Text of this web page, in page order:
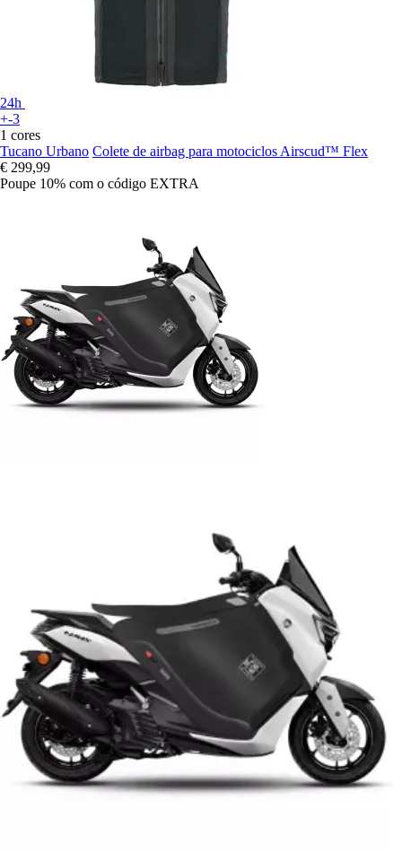
24h
+-3
1 cores
Tucano Urbano Colete de airbag para motociclos Airscud™ Flex
€ 299,99
Poupe 10% com o código EXTRA